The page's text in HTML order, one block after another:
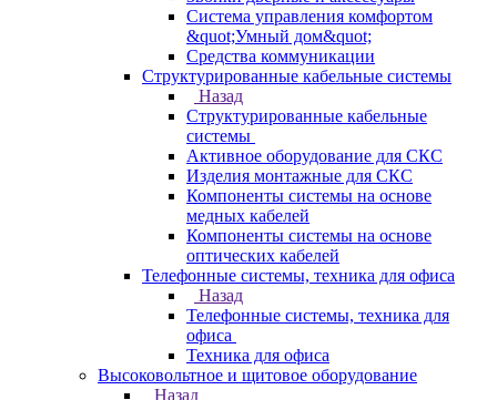
Система управления комфортом
&quot;Умный дом&quot;
Средства коммуникации
Структурированные кабельные системы
Назад
Структурированные кабельные
системы
Активное оборудование для СКС
Изделия монтажные для СКС
Компоненты системы на основе
медных кабелей
Компоненты системы на основе
оптических кабелей
Телефонные системы, техника для офиса
Назад
Телефонные системы, техника для
офиса
Техника для офиса
Высоковольтное и щитовое оборудование
Назад